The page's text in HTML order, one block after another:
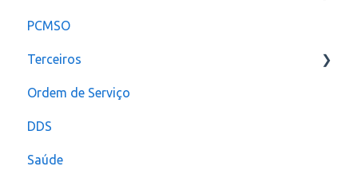
Configuração
PCMSO
Terceiros
Usuário
Ordem de Serviço
DDS
Saúde